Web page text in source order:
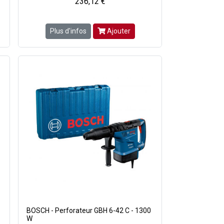
Plus d'infos Ajouter
BOSCH - Perforateur GBH 6-42 C - 1300
W